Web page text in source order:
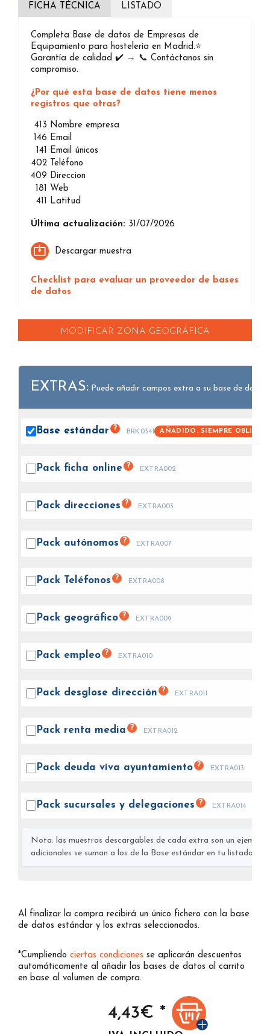
FICHA TÉCNICA LISTADO
Completa Base de datos de Empresas de
Equipamiento para hostelería en Madrid.⭐️
Garantía de calidad ✔️ → 📞 Contáctanos sin
compromiso.
¿Por qué esta base de datos tiene menos
registros que otras?
413 Nombre empresa
146 Email
141
Email únicos
402
Teléfono
409 Direccion
181 Web
411
Latitud
Última actualización: 31/07/2026
Descargar muestra
Checklist para evaluar un proveedor de bases
de datos
MODIFICAR ZONA GEOGRÁFICA
EXTRAS: Puede añadir campos extra a su base de datos.
Base estándar ? BRK0341 AÑADIDO: SIEMPRE
Pack ficha online ? EXTRA002
Pack direcciones ? EXTRA003
Pack autónomos ? EXTRA007
Pack Teléfonos ? EXTRA008
Pack geográfico ? EXTRA009
Pack empleo ? EXTRA010
Pack desglose dirección ? EXTRA011
Pack renta media ? EXTRA012
Pack deuda viva ayuntamiento ? EXTRA013
Pack sucursales y delegaciones ? EXTRA014
Nota: las muestras descargables de cada extra son un
adicionales se suman a los de la Base estándar en tu listado
Al finalizar la compra recibirá un único fichero con la base
de datos estándar y los extras seleccionados.
*Cumpliendo ciertas condiciones se aplicarán descuentos
automáticamente al añadir las bases de datos al carrito
en base al volumen de compra.
4,43€ *